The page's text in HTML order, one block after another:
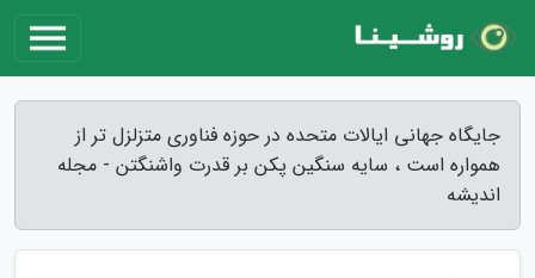
جایگاه جهانی ایالات متحده در حوزه فناوری متزلزل تر از
همواره است ، سایه سنگین پکن بر قدرت واشنگتن - مجله
اندیشه